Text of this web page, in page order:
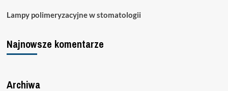
Lampy polimeryzacyjne w stomatologii
Najnowsze komentarze
Archiwa